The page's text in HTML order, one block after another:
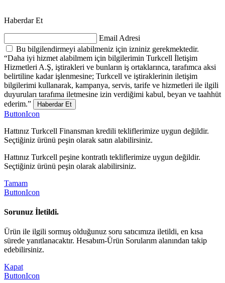
Haberdar Et
Email Adresi
Bu bilgilendirmeyi alabilmeniz için izniniz gerekmektedir.
“Daha iyi hizmet alabilmem için bilgilerimin Turkcell İletişim
Hizmetleri A.Ş, iştirakleri ve bunların iş ortaklarınca, tarafımca aksi
belirtiline kadar işlenmesine; Turkcell ve iştiraklerinin iletişim
bilgilerimi kullanarak, kampanya, servis, tarife ve hizmetleri ile ilgili
duyuruları tarafıma iletmesine izin verdiğimi kabul, beyan ve taahhüt
ederim.”
Haberdar Et
ButtonIcon
Hattınız Turkcell Finansman kredili tekliflerimize uygun değildir.
Seçtiğiniz ürünü peşin olarak satın alabilirsiniz.
Hattınız Turkcell peşine kontratlı tekliflerimize uygun değildir.
Seçtiğiniz ürünü peşin olarak alabilirsiniz.
Tamam
ButtonIcon
Sorunuz İletildi.
Ürün ile ilgili sormuş olduğunuz soru satıcımıza iletildi, en kısa
sürede yanıtlanacaktır. Hesabım-Ürün Sorularım alanından takip
edebilirsiniz.
Kapat
ButtonIcon